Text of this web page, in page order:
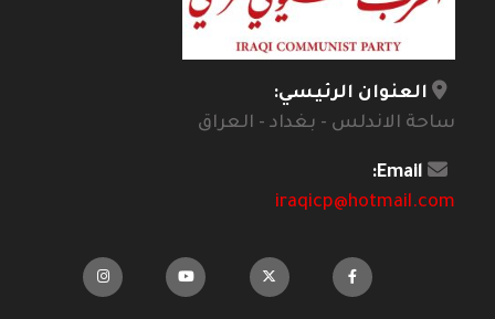
العنوان الرئيسي:
ساحة الاندلس - بغداد - العراق
Email:
iraqicp@hotmail.com